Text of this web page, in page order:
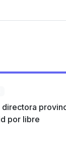
por libre